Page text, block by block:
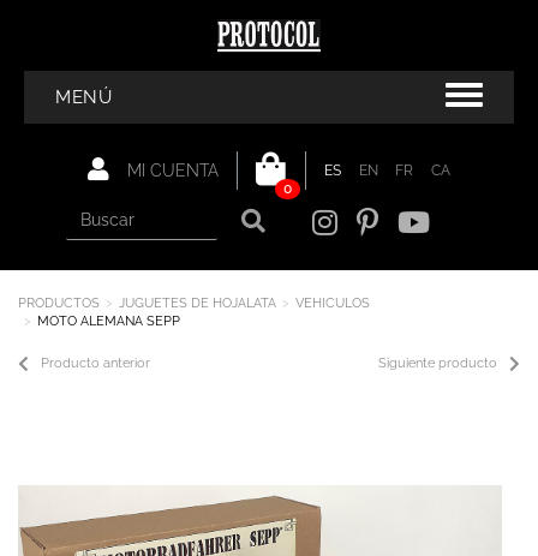
MENÚ
ES EN FR
CA
0
MI CUENTA
PRODUCTOS JUGUETES DE HOJALATA
VEHICULOS
MOTO ALEMANA SEPP
Siguiente producto
Producto anterior